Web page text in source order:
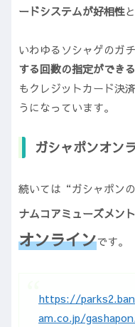
ードシステムが好相性
いわゆるソシャゲのガ
する回数の指定ができる
もクレジットカード決
うになっています。
ガシャポンオン
続いては“ガシャポン
ナムコアミューズメント
オンラインです。
https://
am.co.jp/